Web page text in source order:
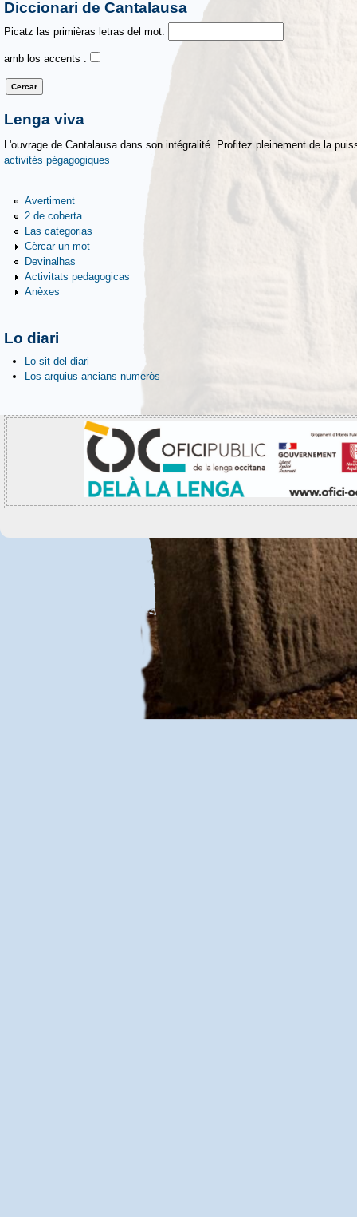
Diccionari de Cantalausa
Picatz las primièras letras del mot.
amb los accents :
Lenga viva
L'ouvrage de Cantalausa dans son intégralité. Profitez pleinement de la
activités pégagogiques
Avertiment
2 de coberta
Las categorias
Cèrcar un mot
Devinalhas
Activitats pedagogicas
Anèxes
Lo diari
Lo sit del diari
Los arquius ancians numeròs